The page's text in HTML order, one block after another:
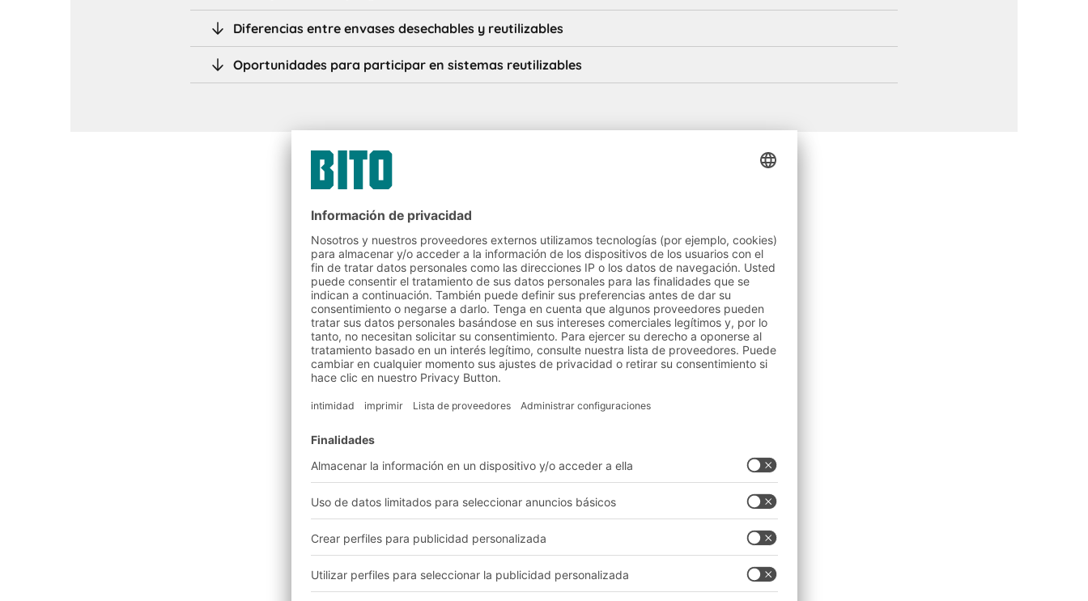
Diferencias entre envases desechables y reutilizables
Oportunidades para participar en sistemas reutilizables
cajas y contenedores reutilizables